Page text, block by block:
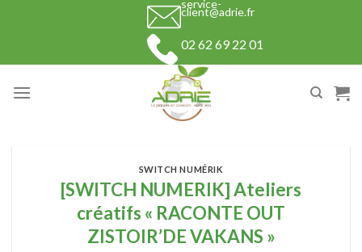
service-
client@adrie.fr
02 62 69 22 01
SWITCH NUMÉRIK
[SWITCH NUMERIK] Ateliers
créatifs « RACONTE OUT
ZISTOIR’DE VAKANS »